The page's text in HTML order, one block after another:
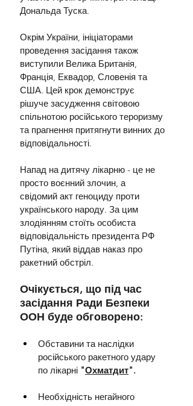
Дональда Туска.
Окрім України, ініціаторами
проведення засідання також
виступили Велика Британія,
Франція, Еквадор, Словенія та
США. Цей крок демонструє
рішуче засудження світовою
спільнотою російського тероризму
та прагнення притягнути винних до
відповідальності.
Напад на дитячу лікарню - це не
просто воєнний злочин, а
свідомий акт геноциду проти
українського народу. За цим
злодіянням стоїть особиста
відповідальність президента РФ
Путіна, який віддав наказ про
ракетний обстріл.
Очікується, що під час
засідання Ради Безпеки
ООН буде обговорено:
Обставини та наслідки
російського ракетного удару
по лікарні "Охматдит".
Необхідність негайного